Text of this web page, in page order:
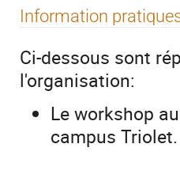
Information
Ci-dessous sont
l'organisation:
Le workshop
campus